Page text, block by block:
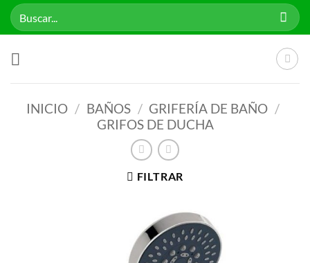
Saltar
Buscar
por:
INICIO / BAÑOS / GRIFERÍA DE BAÑO /
GRIFOS DE DUCHA
FILTRAR